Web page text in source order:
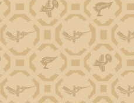
Giảm nghèo về thông tin
Cải cách hành chính
Giáo dục, Khoa học, Công nghệ
Chương trình tái canh cây cà phê